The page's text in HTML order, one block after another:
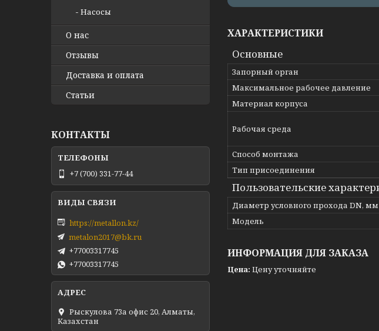
ХАРАКТЕРИСТИКИ
Основные
Запорный орган
Максимальное рабочее давление
Материал корпуса
Рабочая среда
Способ монтажа
Тип присоединения
Пользовательские
Диаметр условного прохода DN, мм
Модель
ИНФОРМАЦИЯ ДЛЯ ЗАКАЗА
Цена: Цену уточняйте
Насосы
О нас
Отзывы
Доставка и оплата
Статьи
КОНТАКТЫ
+7 (700) 331-77-44
https://metallon.kz/
metalon2017@bk.ru
+77003317745
+77003317745
Рыскулова 73а офис 20, Алматы,
Казахстан